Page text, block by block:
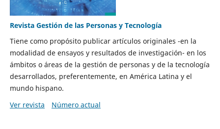
Revista Gestión de las Personas y Tecnología
Tiene como propósito publicar artículos originales -en la
modalidad de ensayos y resultados de investigación- en los
ámbitos o áreas de la gestión de personas y de la tecnología
desarrollados, preferentemente, en América Latina y el
mundo hispano.
Ver revista
Número actual